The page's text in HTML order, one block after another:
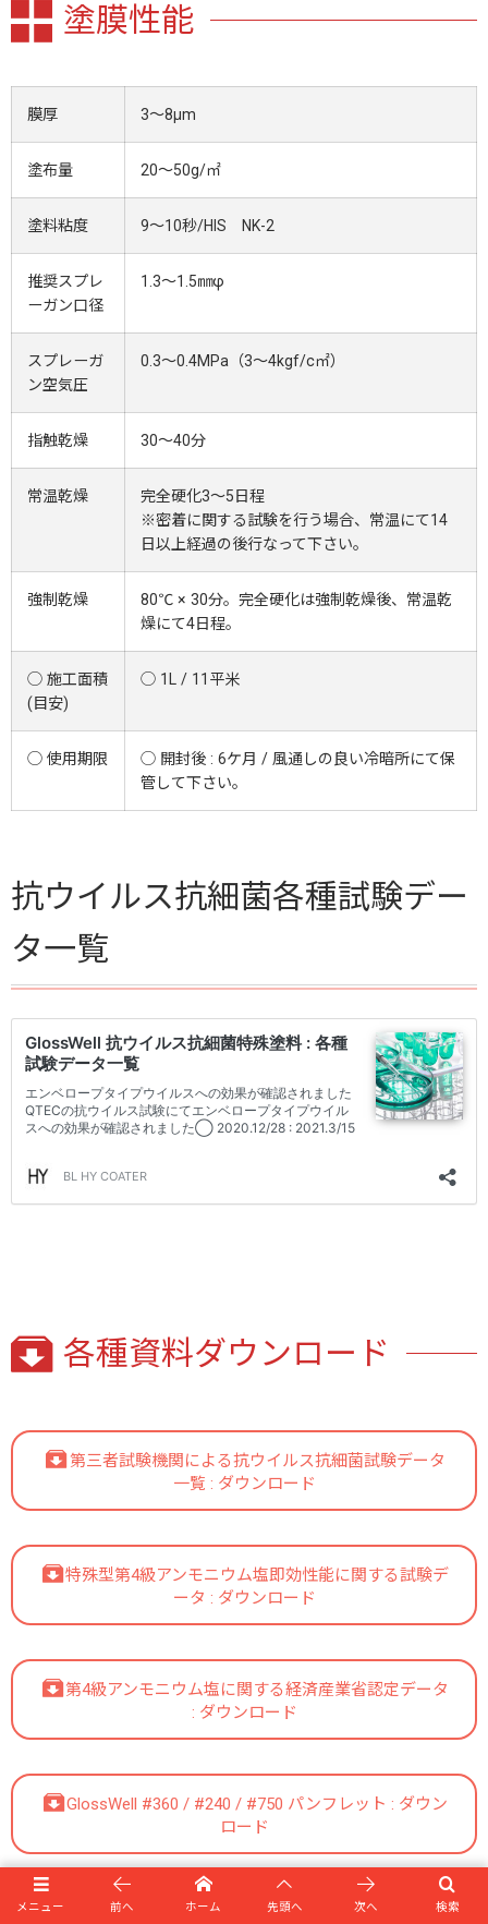
塗膜性能
膜厚 3～8μm
塗布量 20～50g/㎡
塗料粘度 9～10秒/HIS NK-2
推奨スプレ
ーガン口径
1.3～1.5㎜φ
スプレーガ
ン空気圧
0.3～0.4MPa（3～4kgf/c㎡）
指触乾燥 30～40分
常温乾燥
完全硬化3〜5日程
※密着に関する試験を行う場合、常温にて14
日以上経過の後行なって下さい。
強制乾燥
80℃ × 30分。完全硬化は強制乾燥後、常温乾
燥にて4日程。
◯ 施工面積
(目安)
◯ 1L / 11平米
◯ 使用期限
◯ 開封後 : 6ケ月 / 風通しの良い冷暗所にて保
管して下さい。
抗ウイルス抗細菌各種試験デー
タ一覧
各種資料ダウンロード
第三者試験機関による抗ウイルス抗細菌試験データ
一覧 : ダウンロード
特殊型第4級アンモニウム塩即効性能に関する試験デ
ータ : ダウンロード
第4級アンモニウム塩に関する経済産業省認定データ
: ダウンロード
GlossWell #360 / #240 / #750 パンフレット : ダウン
ロード
メニュー 検索
前へ ホーム 先頭へ 次へ